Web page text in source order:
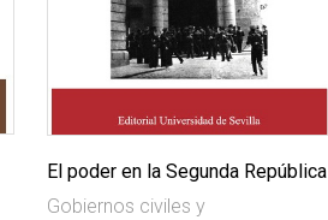
El poder en la Segunda República
Gobiernos civiles y